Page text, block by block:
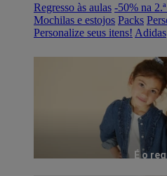
Regresso às aulas -50% na
Mochilas e estojos Packs
Personalize seus itens! Adidas
É o